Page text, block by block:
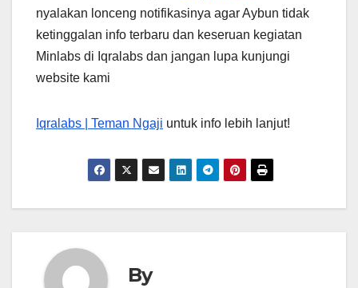
nyalakan lonceng notifikasinya agar Aybun tidak
ketinggalan info terbaru dan keseruan kegiatan
Minlabs di Iqralabs dan jangan lupa kunjungi
website kami
Iqralabs | Teman Ngaji untuk info lebih lanjut!
By